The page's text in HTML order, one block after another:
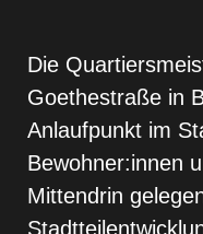
Die
Goethestraße in
Anlaufpunkt im
Bewohner:innen
Mittendrin